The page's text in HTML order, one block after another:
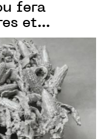
fera
et
la
forme à